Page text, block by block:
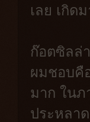
เลย เกิด
ก๊อตซิลล่
ผมชอบคื
มาก ในภ
ประหลา